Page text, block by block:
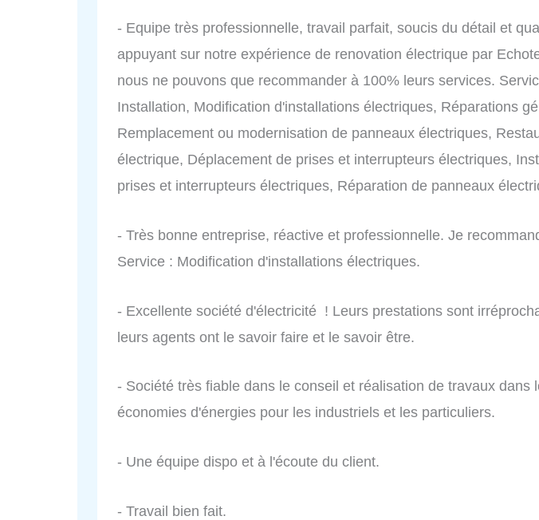
- Equipe très professionnelle, travail parfait, soucis du détail et
appuyant sur notre expérience de renovation électrique par
nous ne pouvons que recommander à 100% leurs services.
Installation, Modification d'installations électriques, Réparations
Remplacement ou modernisation de panneaux électriques,
électrique, Déplacement de prises et interrupteurs électriques,
prises et interrupteurs électriques, Réparation de panneaux
- Très bonne entreprise, réactive et professionnelle. Je
Service : Modification d'installations électriques.
- Excellente société d'électricité ! Leurs prestations sont
leurs agents ont le savoir faire et le savoir être.
- Société très fiable dans le conseil et réalisation de travaux dans
économies d'énergies pour les industriels et les particuliers.
- Une équipe dispo et à l'écoute du client.
- Travail bien fait.